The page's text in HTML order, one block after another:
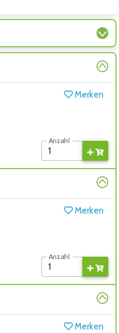
Merken
Anzahl
Merken
Anzahl
Merken